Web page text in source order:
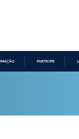
PARTICIPE